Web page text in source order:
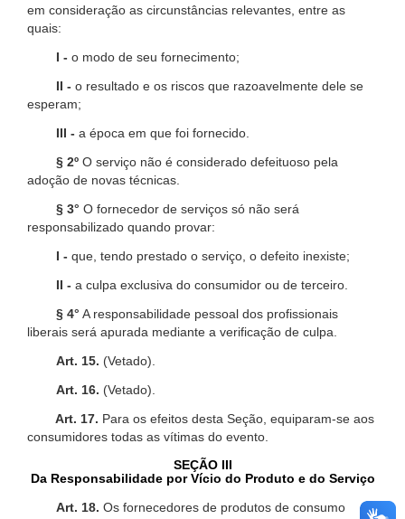
em consideração as circunstâncias relevantes, entre as
quais:
I - o modo de seu fornecimento;
II - o resultado e os riscos que razoavelmente dele se
esperam;
III - a época em que foi fornecido.
§ 2º O serviço não é considerado defeituoso pela
adoção de novas técnicas.
§ 3° O fornecedor de serviços só não será
responsabilizado quando provar:
I - que, tendo prestado o serviço, o defeito inexiste;
II - a culpa exclusiva do consumidor ou de terceiro.
§ 4° A responsabilidade pessoal dos profissionais
liberais será apurada mediante a verificação de culpa.
Art. 15. (Vetado).
Art. 16. (Vetado).
Art. 17. Para os efeitos desta Seção, equiparam-se aos
consumidores todas as vítimas do evento.
SEÇÃO III
Da Responsabilidade por Vício do Produto e do Serviço
Art. 18. Os fornecedores de produtos de consumo